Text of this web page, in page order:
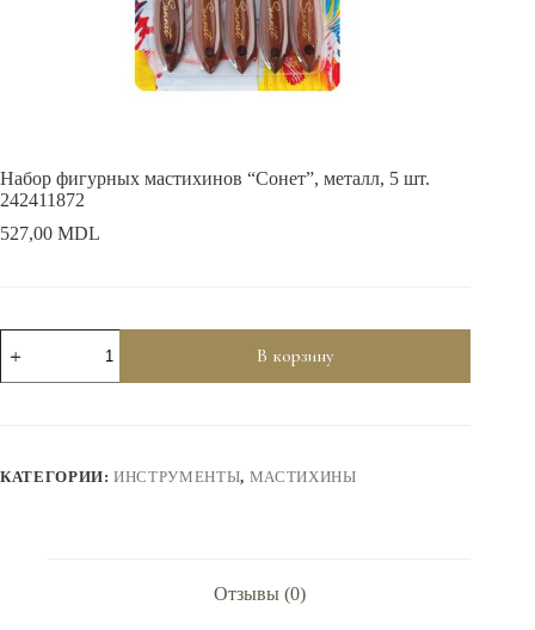
Набор фигурных мастихинов “Сонет”, металл, 5 шт.
242411872
527,00 MDL
Количество
товара
Набор
5
В корзину
КАТЕГОРИИ:ИНСТРУМЕНТЫ, МАСТИХИНЫ
Отзывы (0)